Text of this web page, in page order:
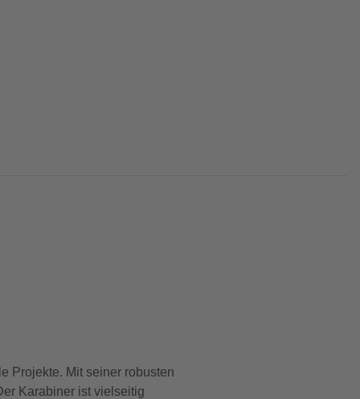
Projekte. Mit seiner robusten
Karabiner ist vielseitig